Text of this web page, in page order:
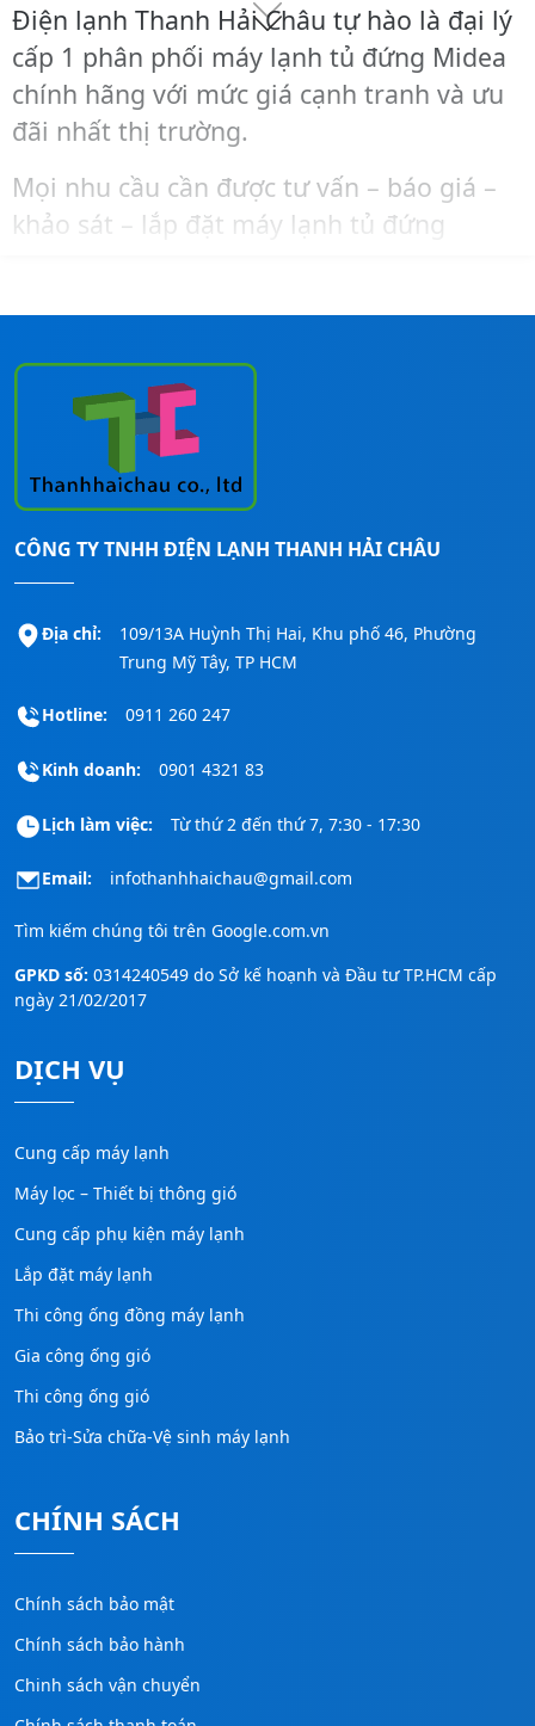
Điện lạnh Thanh Hải Châu tự hào là đại lý
cấp 1 phân phối máy lạnh tủ đứng Midea
chính hãng với mức giá cạnh tranh và ưu
đãi nhất thị trường.
Mọi nhu cầu cần được tư vấn – báo giá –
khảo sát – lắp đặt máy lạnh tủ đứng
CÔNG TY TNHH ĐIỆN LẠNH THANH HẢI CHÂU
Địa chỉ:
109/13A Huỳnh Thị Hai, Khu phố 46, Phường
Trung Mỹ Tây, TP HCM
Hotline: 0911 260 247
Kinh doanh: 0901 4321 83
Lịch làm việc: Từ thứ 2 đến thứ 7, 7:30 - 17:30
Email: infothanhhaichau@gmail.com
Tìm kiếm chúng tôi trên Google.com.vn
GPKD số: 0314240549 do Sở kế hoạnh và Đầu tư TP.HCM cấp
ngày 21/02/2017
DỊCH VỤ
Cung cấp máy lạnh
Máy lọc – Thiết bị thông gió
Cung cấp phụ kiện máy lạnh
Lắp đặt máy lạnh
Thi công ống đồng máy lạnh
Gia công ống gió
Thi công ống gió
Bảo trì-Sửa chữa-Vệ sinh máy lạnh
CHÍNH SÁCH
Chính sách bảo mật
Chính sách bảo hành
Chinh sách vận chuyển